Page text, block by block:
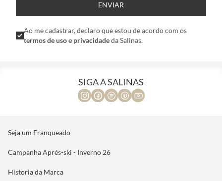
ENVIAR
Ao me cadastrar, declaro que estou de acordo com os
termos de uso e privacidadeda Salinas.
SIGA A SALINAS
Seja um Franqueado
Campanha Aprés-ski - Inverno 26
Historia da Marca